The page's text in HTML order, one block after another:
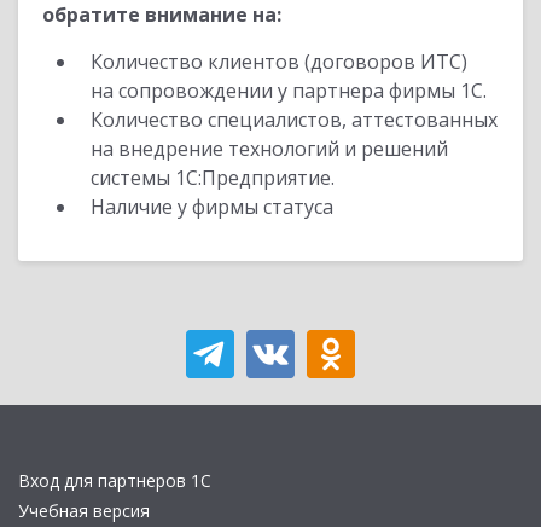
обратите внимание на:
Количество клиентов (договоров ИТС)
на сопровождении у партнера фирмы 1С.
Количество специалистов, аттестованных
на внедрение технологий и решений
системы 1С:Предприятие.
Наличие у фирмы статуса
Вход для партнеров 1С
Учебная версия